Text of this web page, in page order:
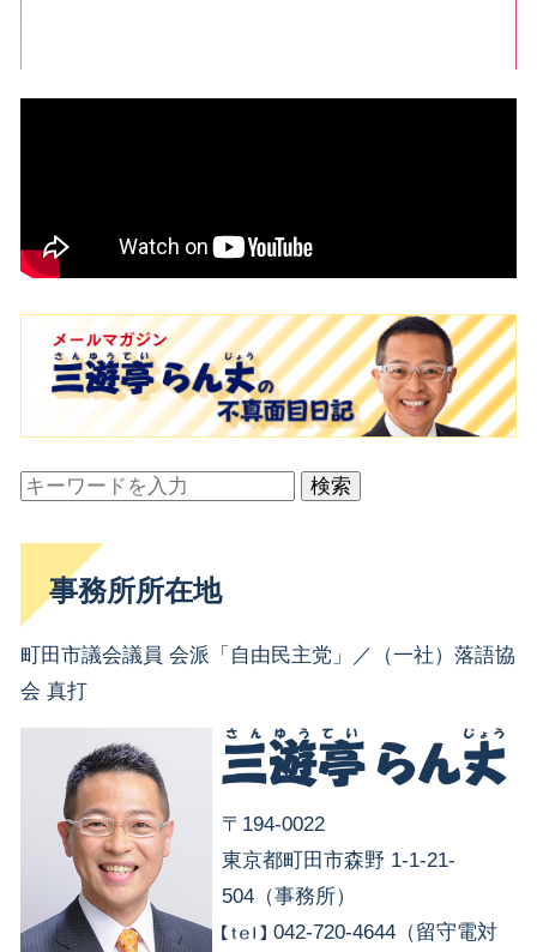
検索
事務所所在地
町田市議会議員 会派「自由民主党」／（一社）落語協
会 真打
〒194-0022
東京都町田市森野 1-1-21-
504（事務所）
042-720-4644（留守電対